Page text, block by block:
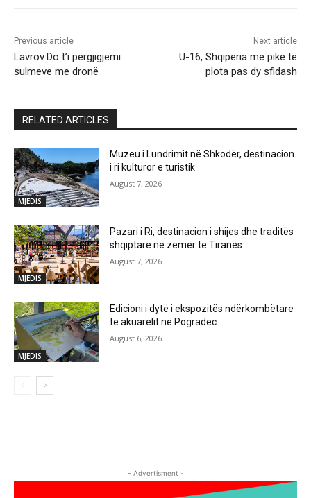
Previous article
Lavrov:Do t’i përgjigjemi
sulmeve me dronë
Next article
U-16, Shqipëria me pikë të
plota pas dy sfidash
RELATED ARTICLES
MJEDIS
Muzeu i Lundrimit në Shkodër, destinacion
i ri kulturor e turistik
August 7, 2026
MJEDIS
Pazari i Ri, destinacion i shijes dhe traditës
shqiptare në zemër të Tiranës
August 7, 2026
MJEDIS
Edicioni i dytë i ekspozitës ndërkombëtare
të akuarelit në Pogradec
August 6, 2026
- Advertisment -